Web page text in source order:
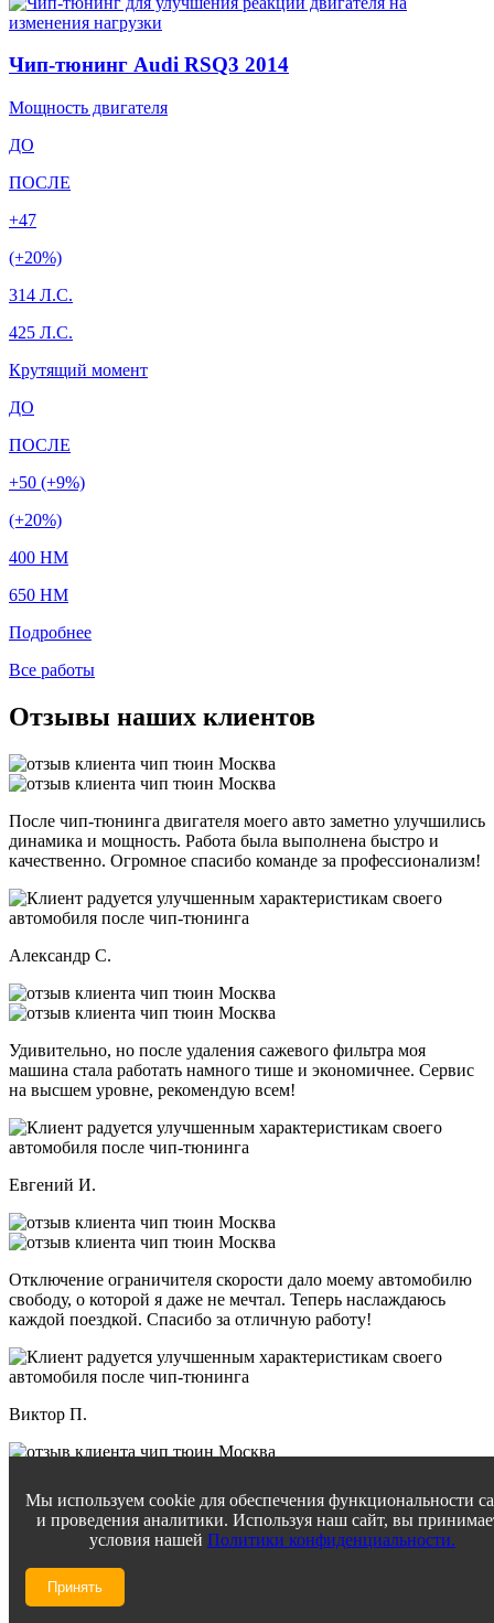
Чип-тюнинг Audi RSQ3 2014
Мощность двигателя
ДО
ПОСЛЕ
+47
(+20%)
314 Л.С.
425 Л.С.
Крутящий момент
ДО
ПОСЛЕ
+50 (+9%)
(+20%)
400 HM
650 HM
Подробнее
Все работы
Отзывы наших клиентов
После чип-тюнинга двигателя моего авто заметно улучшились
динамика и мощность. Работа была выполнена быстро и
качественно. Огромное спасибо команде за профессионализм!
Александр С.
Удивительно, но после удаления сажевого фильтра моя
машина стала работать намного тише и экономичнее. Сервис
на высшем уровне, рекомендую всем!
Евгений И.
Отключение ограничителя скорости дало моему автомобилю
свободу, о которой я даже не мечтал. Теперь наслаждаюсь
каждой поездкой. Спасибо за отличную работу!
Виктор П.
Прошивка Евро 2 превзошла все мои ожидания! Мой
автомобиль стал мощнее и при этом сохраняет топливную
экономичность. Впечатлен уровнем сервиса и вниманием к
деталям.
Мы используем cookie для обеспечения функциональности
и проведения аналитики. Используя наш сайт, вы
условия нашей Политики конфиденциальности.
Принять